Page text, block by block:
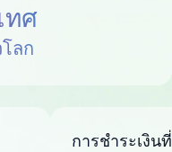
ทศ
ลก
การชำระเงิน